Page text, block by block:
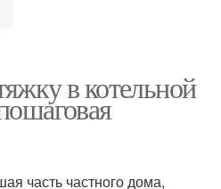
в котельной
часть частного дома,